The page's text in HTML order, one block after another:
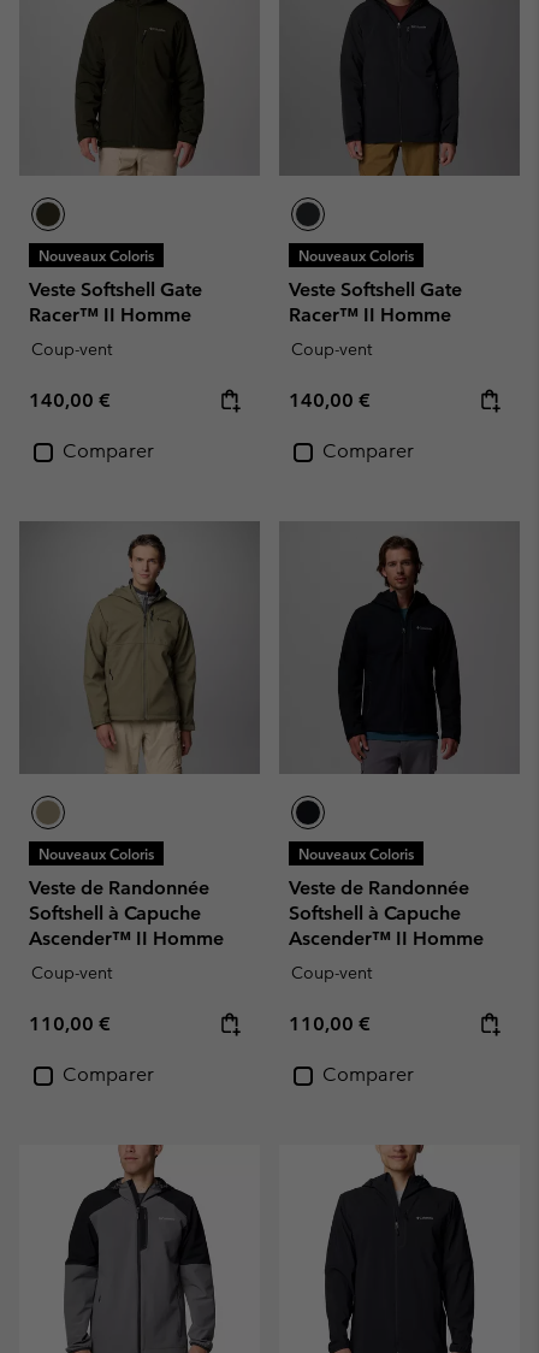
Nouveaux Coloris
Veste Softshell Gate
Racer™ II Homme
Coup-vent
Regular price:
140,00 €
Comparer
Nouveaux Coloris
Veste Softshell Gate
Racer™ II Homme
Coup-vent
Regular price:
140,00 €
Comparer
Nouveaux Coloris
Veste de Randonnée
Softshell à Capuche
Ascender™ II Homme
Coup-vent
Regular price:
110,00 €
Comparer
Nouveaux Coloris
Veste de Randonnée
Softshell à Capuche
Ascender™ II Homme
Coup-vent
Regular price:
110,00 €
Comparer